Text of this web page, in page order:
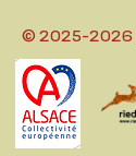
© 2025-2026